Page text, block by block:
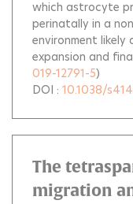
which astrocyte
perinatally in a
environment
expansion and
019-12791-5)
DOI : 10.1038/
The
migration